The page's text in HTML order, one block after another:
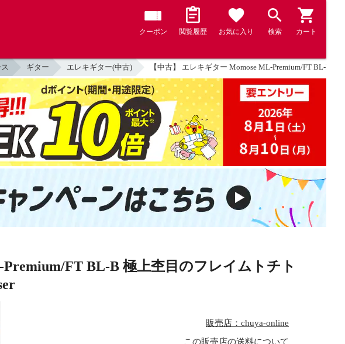
クーポン 閲覧履歴 お気に入り 検索 カート
ギター エレキギター(中古) 【中古】 エレキギター Momose ML-Premium/FT BL-B
Premium/FT BL-B 極上杢目のフレイムトチト
販売店：chuya-online
この販売店の送料について